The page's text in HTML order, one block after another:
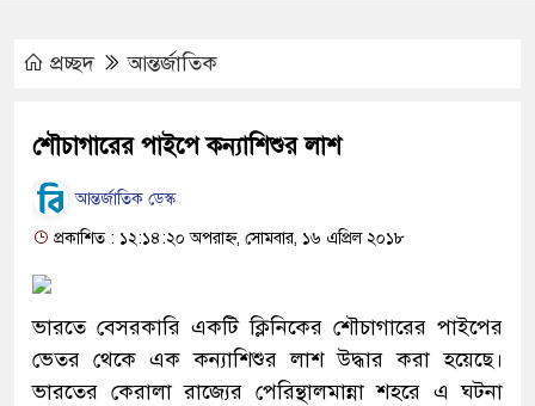
প্রচ্ছদ আন্তর্জাতিক
শৌচাগারের পাইপে কন্যাশিশুর লাশ
আন্তর্জাতিক ডেস্ক
প্রকাশিত : ১২:১৪:২০ অপরাহ্ন, সোমবার, ১৬ এপ্রিল ২০১৮
ভারতে বেসরকারি একটি ক্লিনিকের শৌচাগারের পাইপের
ভেতর থেকে এক কন্যাশিশুর লাশ উদ্ধার করা হয়েছে।
ভারতের কেরালা রাজ্যের পেরিন্থালমান্না শহরে এ ঘটনা